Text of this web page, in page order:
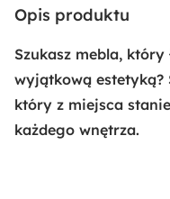
Materiał blatu:
Płyta MDF
Materiał nóżek:
Płyta MDF
Opis produktu
Szukasz mebla,
wyjątkową estetyką?
który z miejsca
każdego wnętrza.